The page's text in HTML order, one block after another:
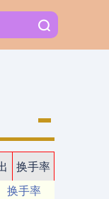
换手率
换手率